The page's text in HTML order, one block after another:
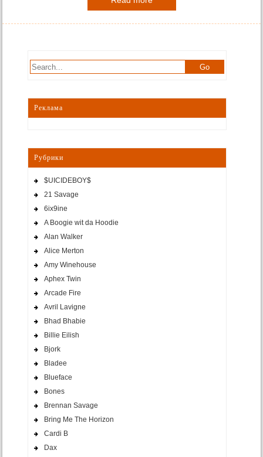
Реклама
Рубрики
$UICIDEBOY$
21 Savage
6ix9ine
A Boogie wit da Hoodie
Alan Walker
Alice Merton
Amy Winehouse
Aphex Twin
Arcade Fire
Avril Lavigne
Bhad Bhabie
Billie Eilish
Bjork
Bladee
Blueface
Bones
Brennan Savage
Bring Me The Horizon
Cardi B
Dax